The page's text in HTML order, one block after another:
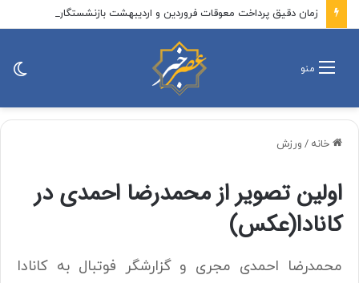
منو
خانه / ورزش
اولین تصویر از محمدرضا احمدی در
کانادا(عکس)
محمدرضا احمدی مجری و گزارشگر فوتبال به کانادا